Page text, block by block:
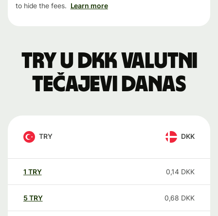
to hide the fees. Learn more
TRY u DKK valutni
tečajevi danas
TRY DKK
1 TRY 0,14 DKK
5 TRY 0,68 DKK